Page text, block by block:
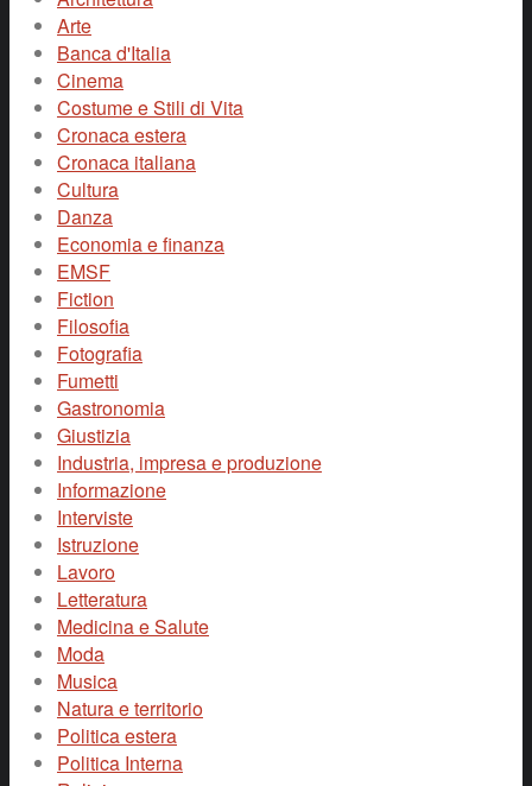
Arte
Banca d'Italia
Cinema
Costume e Stili di Vita
Cronaca estera
Cronaca italiana
Cultura
Danza
Economia e finanza
EMSF
Fiction
Filosofia
Fotografia
Fumetti
Gastronomia
Giustizia
Industria, impresa e produzione
Informazione
Interviste
Istruzione
Lavoro
Letteratura
Medicina e Salute
Moda
Musica
Natura e territorio
Politica estera
Politica Interna